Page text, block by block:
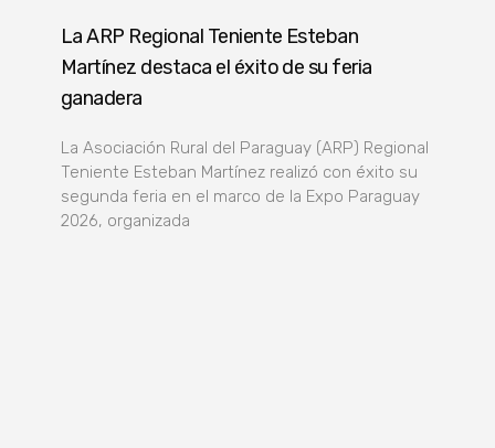
La ARP Regional Teniente Esteban
Martínez destaca el éxito de su feria
ganadera
La Asociación Rural del Paraguay (ARP) Regional
Teniente Esteban Martínez realizó con éxito su
segunda feria en el marco de la Expo Paraguay
2026, organizada